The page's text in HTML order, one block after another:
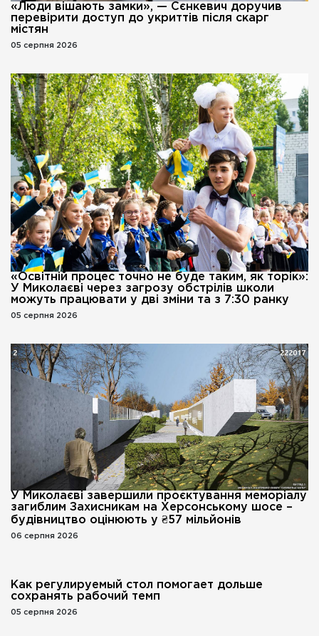
«Люди вішають замки», — Сєнкевич доручив
перевірити доступ до укриттів після скарг
містян
05 серпня 2026
«Освітній процес точно не буде таким, як торік»:
У Миколаєві через загрозу обстрілів школи
можуть працювати у дві зміни та з 7:30 ранку
05 серпня 2026
У Миколаєві завершили проєктування меморіалу
загиблим Захисникам на Херсонському шосе –
будівництво оцінюють у ₴57 мільйонів
06 серпня 2026
Как регулируемый стол помогает дольше
сохранять рабочий темп
05 серпня 2026